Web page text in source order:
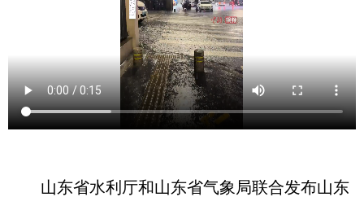
山东省水利厅和山东省气象局联合发布山东